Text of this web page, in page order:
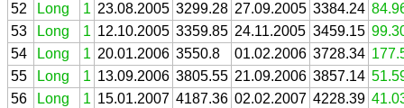
52
Long 1 23.08.2005 3299.28 27.09.2005 3384.24
53
Long 1 12.10.2005 3359.85 24.11.2005 3459.15
54
Long 1 20.01.2006 3550.8 01.02.2006 3728.34
55
Long 1 13.09.2006 3805.55 21.09.2006 3857.14
56
Long 1 15.01.2007 4187.36 02.02.2007 4228.39